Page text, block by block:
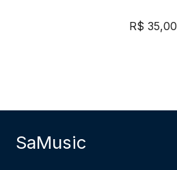
R$ 35,00
SaMusic